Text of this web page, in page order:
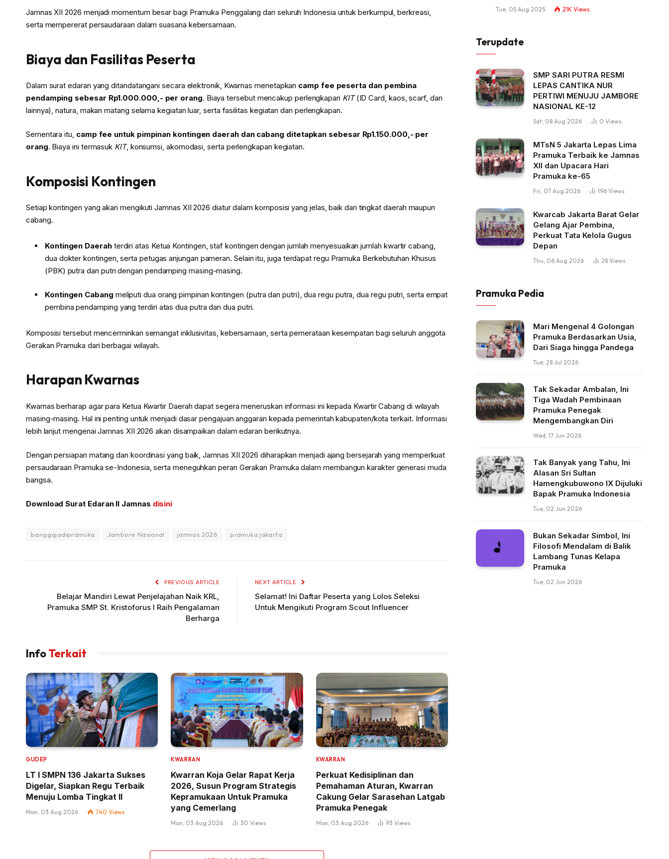
Jamnas XII 2026 menjadi momentum besar bagi Pramuka Penggalang dari seluruh Indonesia untuk berkumpul, berkreasi,
serta mempererat persaudaraan dalam suasana kebersamaan.
Biaya dan Fasilitas Peserta
Dalam surat edaran yang ditandatangani secara elektronik, Kwarnas menetapkan camp fee peserta dan pembina
pendamping sebesar Rp1.000.000,- per orang. Biaya tersebut mencakup perlengkapan KIT(ID Card, kaos, scarf, dan
lainnya), natura, makan matang selama kegiatan luar, serta fasilitas kegiatan dan perlengkapan.
Sementara itu, camp fee untuk pimpinan kontingen daerah dan cabang ditetapkan sebesar Rp1.150.000,- per
orang. Biaya ini termasuk KIT, konsumsi, akomodasi, serta perlengkapan kegiatan.
Komposisi Kontingen
Setiap kontingen yang akan mengikuti Jamnas XII 2026 diatur dalam komposisi yang jelas, baik dari tingkat daerah maupun
cabang.
Kontingen Daerahterdiri atas Ketua Kontingen, staf kontingen dengan jumlah menyesuaikan jumlah kwartir cabang,
dua dokter kontingen, serta petugas anjungan pameran. Selain itu, juga terdapat regu Pramuka Berkebutuhan Khusus
(PBK) putra dan putri dengan pendamping masing-masing.
Kontingen Cabang meliputi dua orang pimpinan kontingen (putra dan putri), dua regu putra, dua regu putri, serta empat
pembina pendamping yang terdiri atas dua putra dan dua putri.
Komposisi tersebut mencerminkan semangat inklusivitas, kebersamaan, serta pemerataan kesempatan bagi seluruh anggota
Gerakan Pramuka dari berbagai wilayah.
Harapan Kwarnas
Kwarnas berharap agar para Ketua Kwartir Daerah dapat segera meneruskan informasi ini kepada Kwartir Cabang di wilayah
masing-masing. Hal ini penting untuk menjadi dasar pengajuan anggaran kepada pemerintah kabupaten/kota terkait. Informasi
lebih lanjut mengenai Jamnas XII 2026 akan disampaikan dalam edaran berikutnya.
Dengan persiapan matang dan koordinasi yang baik, Jamnas XII 2026 diharapkan menjadi ajang bersejarah yang memperkuat
persaudaraan Pramuka se-Indonesia, serta meneguhkan peran Gerakan Pramuka dalam membangun karakter generasi muda
bangsa.
Download Surat Edaran II Jamnas disini
banggajadipramuka Jambore Nasional jamnas 2026 pramuka jakarta
PREVIOUS ARTICLE
Belajar Mandiri Lewat Penjelajahan Naik KRL,
Pramuka SMP St. Kristoforus I Raih Pengalaman
Berharga
NEXT ARTICLE
Selamat! Ini Daftar Peserta yang Lolos Seleksi
Untuk Mengikuti Program Scout Influencer
InfoTerkait
GUDEP
LT I SMPN 136 Jakarta Sukses
Digelar, Siapkan Regu Terbaik
Menuju Lomba Tingkat II
Mon, 03 Aug 2026 740 Views
KWARRAN
Kwarran Koja Gelar Rapat Kerja
2026, Susun Program Strategis
Kepramukaan Untuk Pramuka
yang Cemerlang
Mon, 03 Aug 2026 30Views
KWARRAN
Perkuat Kedisiplinan dan
Pemahaman Aturan, Kwarran
Cakung Gelar Sarasehan Latgab
Pramuka Penegak
Mon, 03 Aug 2026 93 Views
Tue, 05 Aug 2025 21K Views
Terupdate
SMP SARI PUTRA RESMI
LEPAS CANTIKA NUR
PERTIWI MENUJU JAMBORE
NASIONAL KE-12
Sat, 08 Aug 2026 0 Views
MTsN 5 Jakarta Lepas Lima
Pramuka Terbaik ke Jamnas
XII dan Upacara Hari
Pramuka ke-65
Fri, 07 Aug 2026 196 Views
Kwarcab Jakarta Barat Gelar
Gelang Ajar Pembina,
Perkuat Tata Kelola Gugus
Depan
Thu, 06 Aug 2026 28 Views
Pramuka Pedia
Mari Mengenal 4 Golongan
Pramuka Berdasarkan Usia,
Dari Siaga hingga Pandega
Tue, 28 Jul 2026
Tak Sekadar Ambalan, Ini
Tiga Wadah Pembinaan
Pramuka Penegak
Mengembangkan Diri
Wed, 17 Jun 2026
Tak Banyak yang Tahu, Ini
Alasan Sri Sultan
Hamengkubuwono IX Dijuluki
Bapak Pramuka Indonesia
Tue, 02 Jun 2026
Bukan Sekadar Simbol, Ini
Filosofi Mendalam di Balik
Lambang Tunas Kelapa
Pramuka
Tue, 02 Jun 2026